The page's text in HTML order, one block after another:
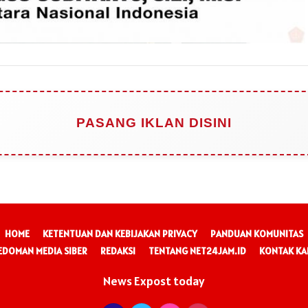
PASANG IKLAN DISINI
HOME KETENTUAN DAN KEBIJAKAN PRIVACY
PANDUAN KOMUNITAS
MEDIA SIBER
REDAKSI TENTANG NET24JAM.ID KONTAK
News Expost today